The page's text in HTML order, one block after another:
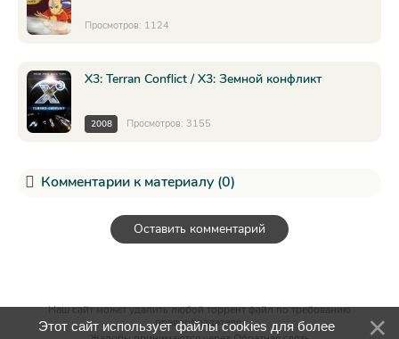
Просмотров: 1124
X3: Terran Conflict / X3: Земной конфликт
2008 Просмотров: 3155
Комментарии к материалу (0)
Оставить комментарий
Наш сайт может удалить любой торрент файл по требованию
правообладателя.
Этот сайт использует файлы cookies для более